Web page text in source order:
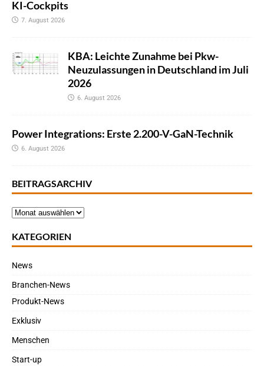
KI-Cockpits
7. August 2026
KBA: Leichte Zunahme bei Pkw-
Neuzulassungen in Deutschland im Juli
2026
6. August 2026
Power Integrations: Erste 2.200-V-GaN-Technik
6. August 2026
BEITRAGSARCHIV
KATEGORIEN
News
Branchen-News
Produkt-News
Exklusiv
Menschen
Start-up